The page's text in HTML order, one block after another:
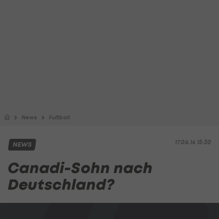
News Fußball
17.06.14 15:30
NEWS
Canadi-Sohn nach
Deutschland?